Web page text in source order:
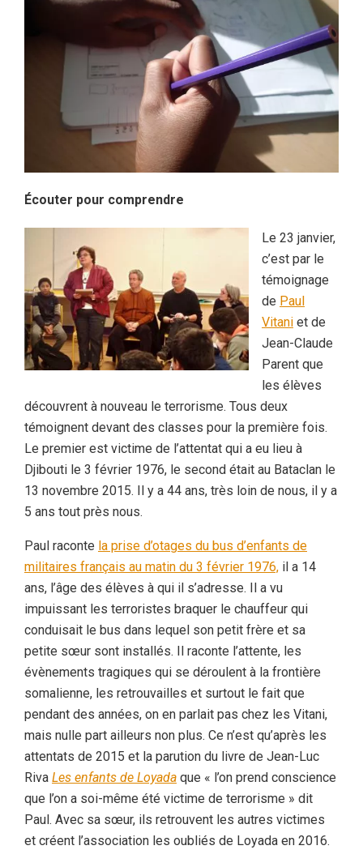
Écouter pour comprendre
Le 23 janvier,
c’est par le
témoignage
de Paul
Vitani et de
Jean-Claude
Parent que
les élèves
découvrent à nouveau le terrorisme. Tous deux
témoignent devant des classes pour la première fois.
Le premier est victime de l’attentat qui a eu lieu à
Djibouti le 3 février 1976, le second était au Bataclan le
13 novembre 2015. Il y a 44 ans, très loin de nous, il y a
5 ans tout près nous.
Paul raconte la prise d’otages du bus d’enfants de
militaires français au matin du 3 février 1976, il a 14
ans, l’âge des élèves à qui il s’adresse. Il a vu
impuissant les terroristes braquer le chauffeur qui
conduisait le bus dans lequel son petit frère et sa
petite sœur sont installés. Il raconte l’attente, les
évènements tragiques qui se déroulent à la frontière
somalienne, les retrouvailles et surtout le fait que
pendant des années, on en parlait pas chez les Vitani,
mais nulle part ailleurs non plus. Ce n’est qu’après les
attentats de 2015 et la parution du livre de Jean-Luc
Riva Les enfants de Loyada que « l’on prend conscience
que l’on a soi-même été victime de terrorisme » dit
Paul. Avec sa sœur, ils retrouvent les autres victimes
et créent l’association les oubliés de Loyada en 2016.